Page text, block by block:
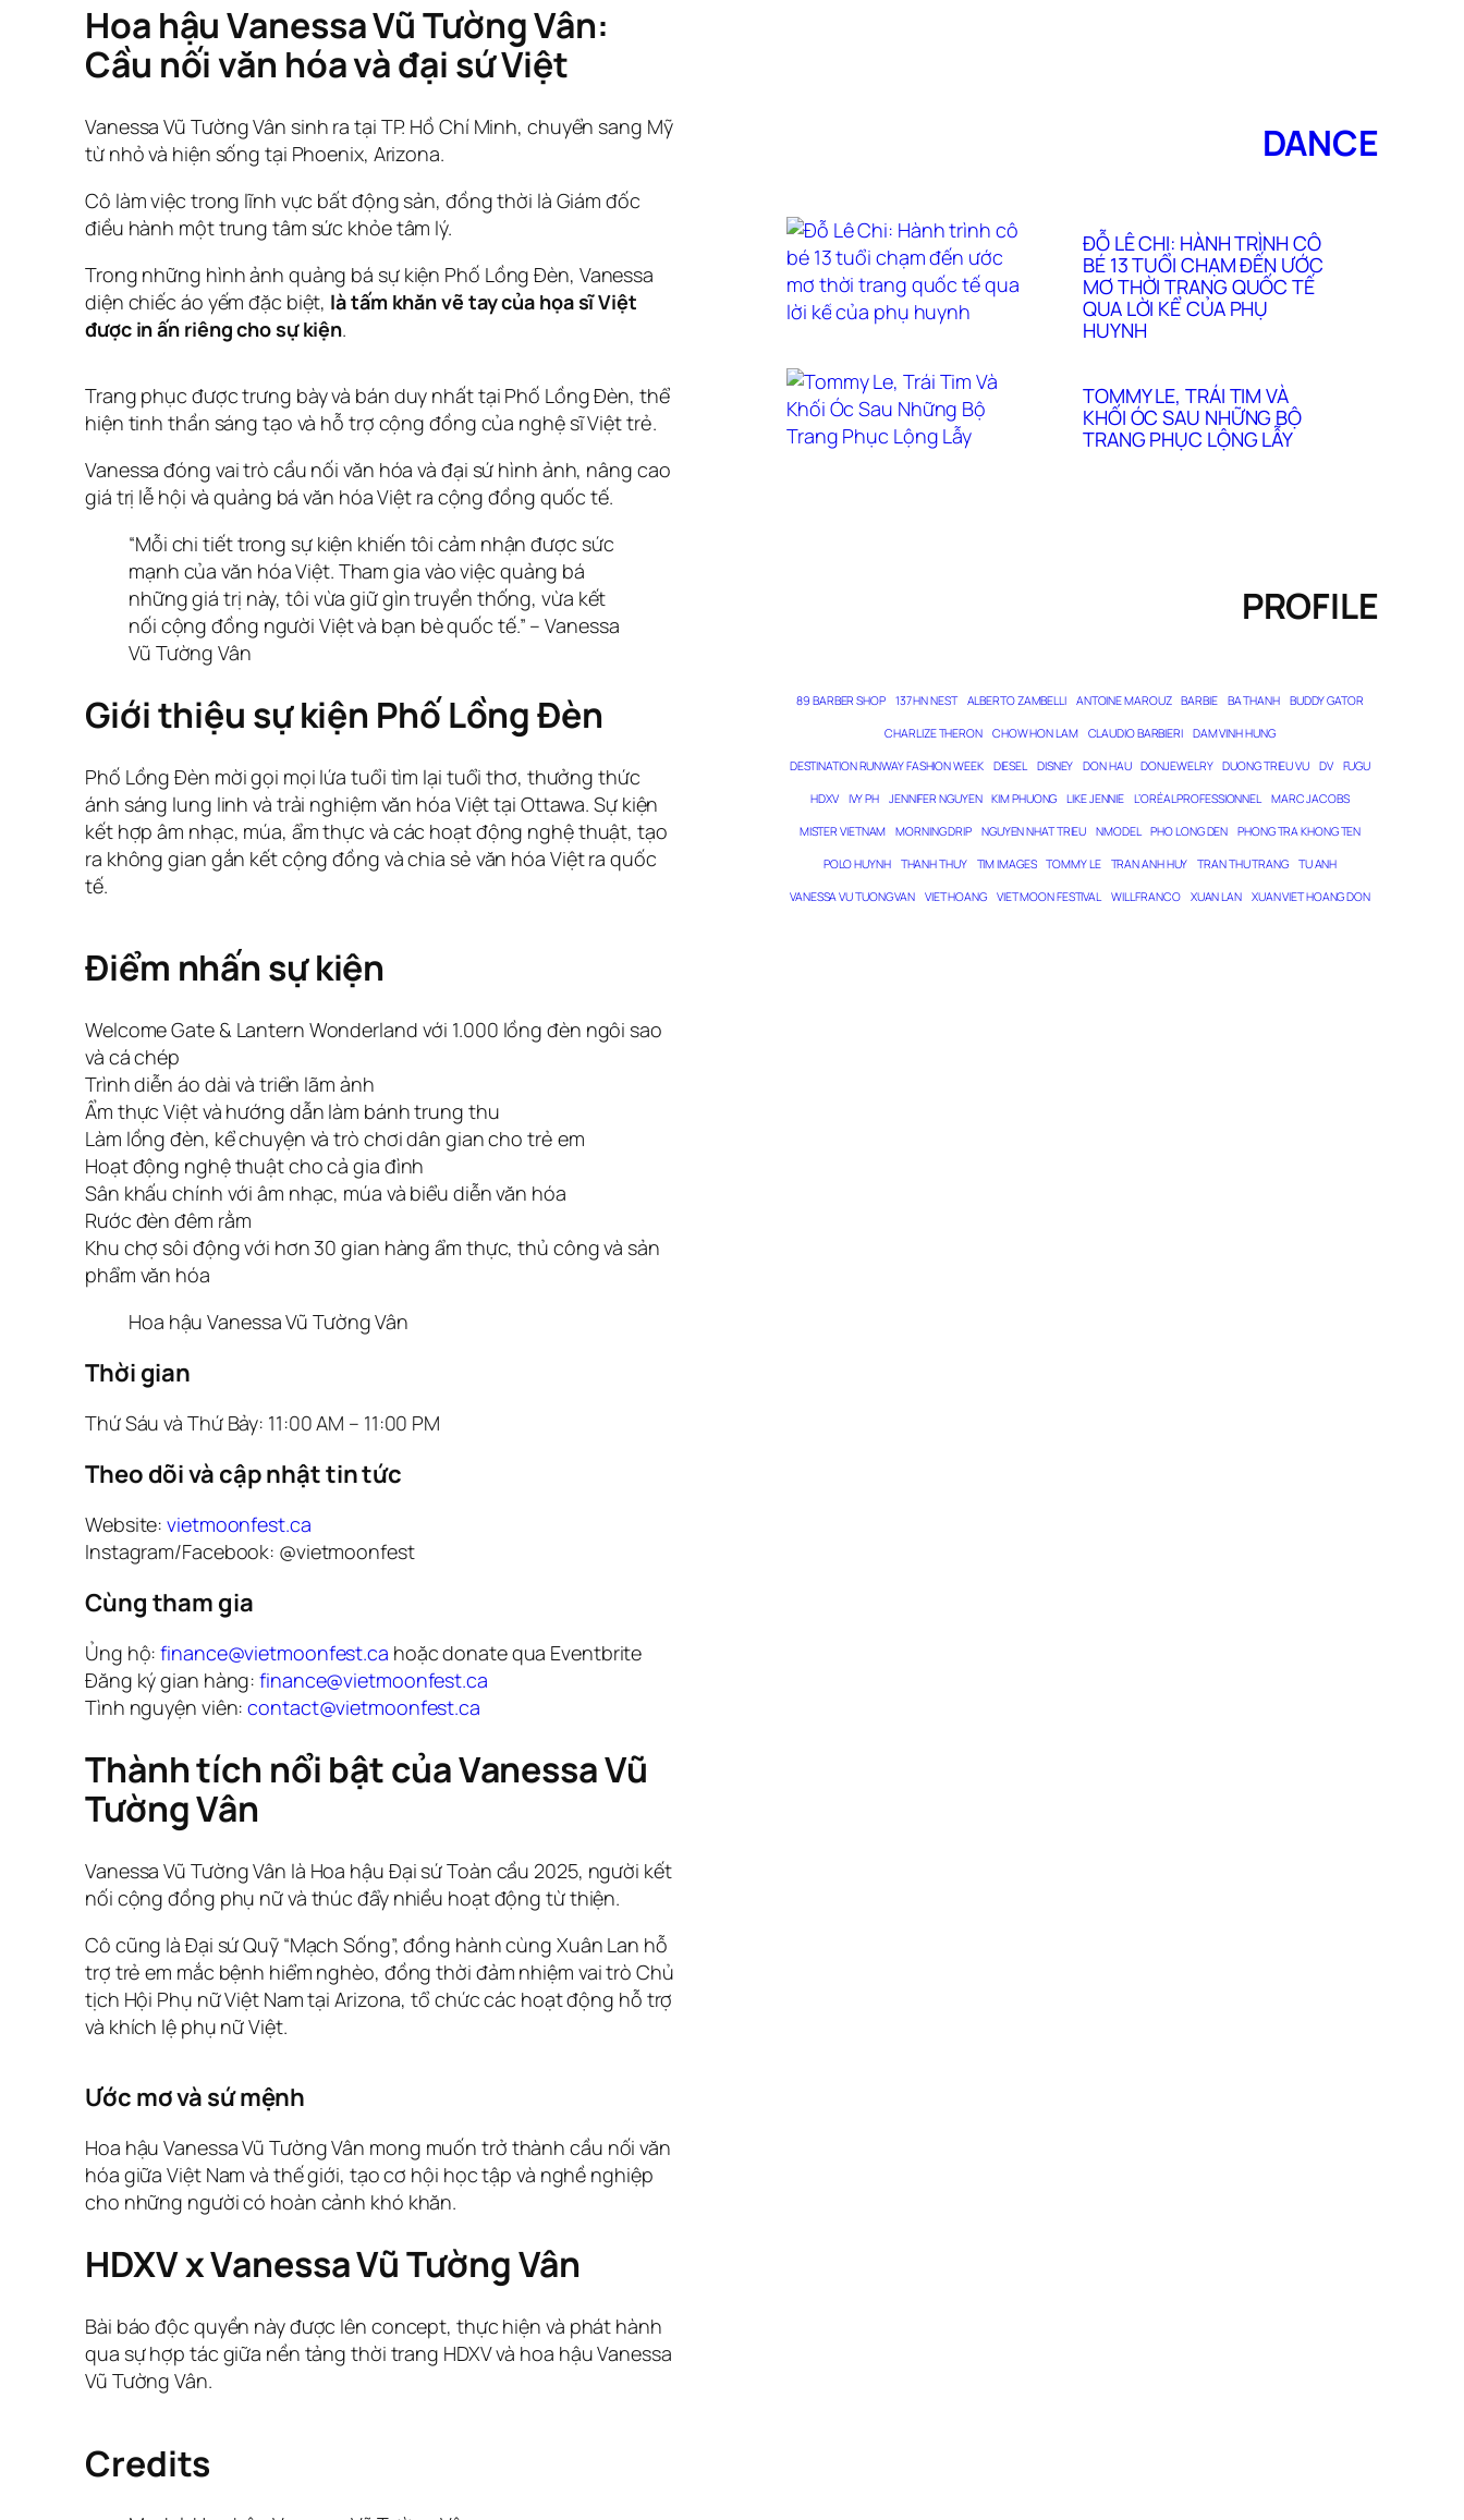
Hoa hậu Vanessa Vũ Tường Vân:
Cầu nối văn hóa và đại sứ Việt
Vanessa Vũ Tường Vân sinh ra tại TP. Hồ Chí Minh, chuyển sang Mỹ
từ nhỏ và hiện sống tại Phoenix, Arizona.
Cô làm việc trong lĩnh vực bất động sản, đồng thời là Giám đốc
điều hành một trung tâm sức khỏe tâm lý.
Trong những hình ảnh quảng bá sự kiện Phố Lồng Đèn, Vanessa
diện chiếc áo yếm đặc biệt, là tấm khăn vẽ tay của họa sĩ Việt
được in ấn riêng cho sự kiện.
Trang phục được trưng bày và bán duy nhất tại Phố Lồng Đèn, thể
hiện tinh thần sáng tạo và hỗ trợ cộng đồng của nghệ sĩ Việt trẻ.
Vanessa đóng vai trò cầu nối văn hóa và đại sứ hình ảnh, nâng cao
giá trị lễ hội và quảng bá văn hóa Việt ra cộng đồng quốc tế.
“Mỗi chi tiết trong sự kiện khiến tôi cảm nhận được sức
mạnh của văn hóa Việt. Tham gia vào việc quảng bá
những giá trị này, tôi vừa giữ gìn truyền thống, vừa kết
nối cộng đồng người Việt và bạn bè quốc tế.” – Vanessa
Vũ Tường Vân
Giới thiệu sự kiện Phố Lồng Đèn
Phố Lồng Đèn mời gọi mọi lứa tuổi tìm lại tuổi thơ, thưởng thức
ánh sáng lung linh và trải nghiệm văn hóa Việt tại Ottawa. Sự kiện
kết hợp âm nhạc, múa, ẩm thực và các hoạt động nghệ thuật, tạo
ra không gian gắn kết cộng đồng và chia sẻ văn hóa Việt ra quốc
tế.
Điểm nhấn sự kiện
Welcome Gate & Lantern Wonderland với 1.000 lồng đèn ngôi sao
và cá chép
Trình diễn áo dài và triển lãm ảnh
Ẩm thực Việt và hướng dẫn làm bánh trung thu
Làm lồng đèn, kể chuyện và trò chơi dân gian cho trẻ em
Hoạt động nghệ thuật cho cả gia đình
Sân khấu chính với âm nhạc, múa và biểu diễn văn hóa
Rước đèn đêm rằm
Khu chợ sôi động với hơn 30 gian hàng ẩm thực, thủ công và sản
phẩm văn hóa
Hoa hậu Vanessa Vũ Tường Vân
Thời gian
Thứ Sáu và Thứ Bảy: 11:00 AM – 11:00 PM
Theo dõi và cập nhật tin tức
Website:vietmoonfest.ca
Instagram/Facebook: @vietmoonfest
Cùng tham gia
Ủng hộ:finance@vietmoonfest.ca hoặc donate qua Eventbrite
Đăng ký gian hàng:finance@vietmoonfest.ca
Tình nguyện viên:contact@vietmoonfest.ca
Thành tích nổi bật của Vanessa Vũ
Tường Vân
Vanessa Vũ Tường Vân là Hoa hậu Đại sứ Toàn cầu 2025, người kết
nối cộng đồng phụ nữ và thúc đẩy nhiều hoạt động từ thiện.
Cô cũng là Đại sứ Quỹ “Mạch Sống”, đồng hành cùng Xuân Lan hỗ
trợ trẻ em mắc bệnh hiểm nghèo, đồng thời đảm nhiệm vai trò Chủ
tịch Hội Phụ nữ Việt Nam tại Arizona, tổ chức các hoạt động hỗ trợ
và khích lệ phụ nữ Việt.
Ước mơ và sứ mệnh
Hoa hậu Vanessa Vũ Tường Vân mong muốn trở thành cầu nối văn
hóa giữa Việt Nam và thế giới, tạo cơ hội học tập và nghề nghiệp
cho những người có hoàn cảnh khó khăn.
HDXV x Vanessa Vũ Tường Vân
Bài báo độc quyền này được lên concept, thực hiện và phát hành
qua sự hợp tác giữa nền tảng thời trang HDXV và hoa hậu Vanessa
Vũ Tường Vân.
Credits
DANCE
ĐỖ LÊ CHI: HÀNH TRÌNH CÔ
BÉ 13 TUỔI CHẠM ĐẾN ƯỚC
MƠ THỜI TRANG QUỐC TẾ
QUA LỜI KỂ CỦA PHỤ
HUYNH
TOMMY LE, TRÁI TIM VÀ
KHỐI ÓC SAU NHỮNG BỘ
TRANG PHỤC LỘNG LẪY
PROFILE
89 BARBER SHOP 137 HN NEST ALBERTO ZAMBELLI ANTOINE MAROUZ BARBIE BA THANH BUDDY GATOR
CHARLIZE THERON CHOW HON LAM CLAUDIO BARBIERI DAM VINH HUNG
DESTINATION RUNWAY FASHION WEEK DIESEL DISNEY DON HAU DONJEWELRY DUONG TRIEU VU DV FUGU
HDXV IVY PH JENNIFER NGUYEN KIM PHUONG LIKE JENNIE L’ORÉAL PROFESSIONNEL MARC JACOBS
MISTER VIETNAM MORNING DRIP NGUYEN NHAT TRIEU NMODEL PHO LONG DEN PHONG TRA KHONG TEN
POLO HUYNH THANH THUY TIM IMAGES TOMMY LE TRAN ANH HUY TRAN THU TRANG TU ANH
VANESSA VU TUONG VAN VIET HOANG VIET MOON FESTIVAL WILL FRANCO XUAN LAN XUAN VIET HOANG DON